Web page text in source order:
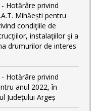
Hotărâre privind
Mihăești pentru
condiţiile de
instalaţiilor şi a
drumurilor de interes
Hotărâre privind
anul 2022, în
Județului Argeș